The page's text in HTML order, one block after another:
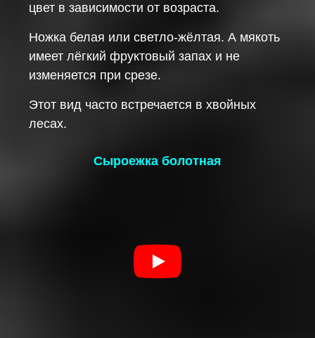
цвет в зависимости от возраста.
Ножка белая или светло-жёлтая. А мякоть
имеет лёгкий фруктовый запах и не
изменяется при срезе.
Этот вид часто встречается в хвойных
лесах.
Сыроежка болотная